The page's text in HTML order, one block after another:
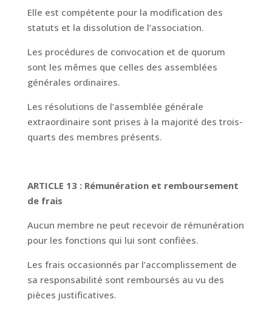
Elle est compétente pour la modification des
statuts et la dissolution de l’association.
Les procédures de convocation et de quorum
sont les mêmes que celles des assemblées
générales ordinaires.
Les résolutions de l’assemblée générale
extraordinaire sont prises à la majorité des trois-
quarts des membres présents.
ARTICLE 13 : Rémunération et remboursement
de frais
Aucun membre ne peut recevoir de rémunération
pour les fonctions qui lui sont confiées.
Les frais occasionnés par l’accomplissement de
sa responsabilité sont remboursés au vu des
pièces justificatives.